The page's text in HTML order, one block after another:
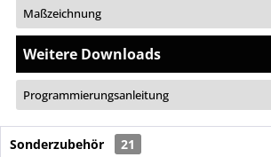
Maßzeichnung
Weitere Downloads
Programmierungsanleitung
Sonderzubehör 21